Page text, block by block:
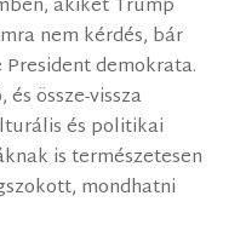
nem kérdés, bár
demokrata.
össze-vissza
és politikai
is természetesen
mondhatni